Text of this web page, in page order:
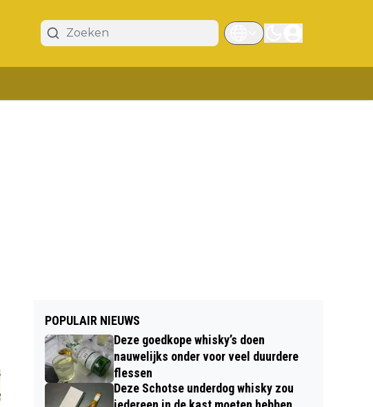
POPULAIR NIEUWS
Deze goedkope whisky’s doen
nauwelijks onder voor veel duurdere
flessen
Deze Schotse underdog whisky zou